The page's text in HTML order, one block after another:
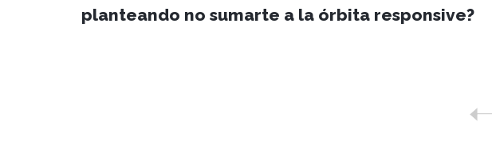
planteando no sumarte a la órbita responsive?